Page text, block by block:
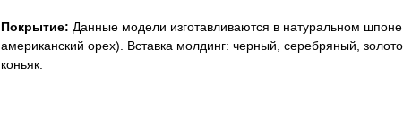
Покрытие: Данные модели изготавливаются в натуральном шпоне
американский орех). Вставка молдинг: черный, серебряный,
коньяк.